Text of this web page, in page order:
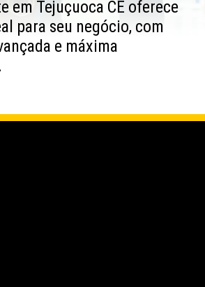
em Tejuçuoca CE oferece
para seu negócio, com
e máxima